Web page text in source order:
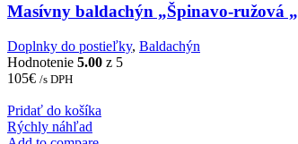
Masívny baldachýn „Špinavo-ružová „
Doplnky do postieľky, Baldachýn
Hodnotenie 5.00 z 5
105€ /s DPH
Pridať do košíka
Rýchly náhľad